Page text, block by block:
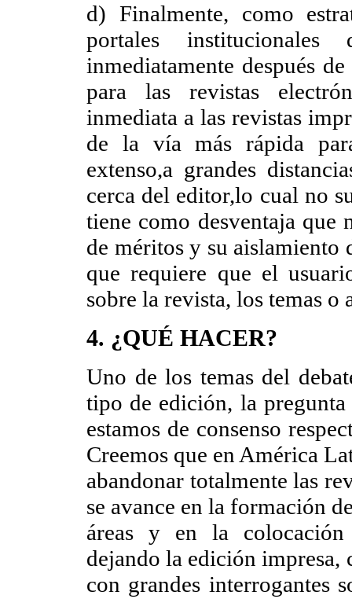
d) Finalmente, como
portales
inmediatamente después
para las revistas
inmediata a las revistas
de la vía más rápida
extenso,a grandes
cerca del editor,lo cual no
tiene como desventaja que
de méritos y su aislamiento
que requiere que el
sobre la revista, los temas o
4. ¿QUÉ HACER?
Uno de los temas del
tipo de edición, la pregunta
estamos de consenso
Creemos que en América
abandonar totalmente las
se avance en la formación
áreas y en la
dejando la edición impresa,
con grandes interrogantes